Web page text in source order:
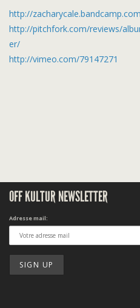
http://
http://pitchfork.com/reviews/
er/
http://vimeo.com/79147271
OFF KULTUR NEWSLETTER
Adresse mail: